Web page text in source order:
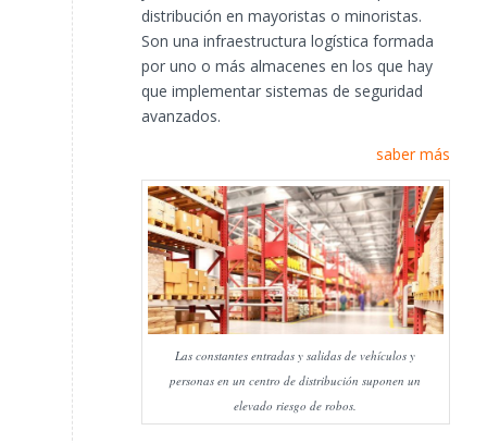
distribución en mayoristas o minoristas.
Son una infraestructura logística formada
por uno o más almacenes en los que hay
que implementar sistemas de seguridad
avanzados.
saber más
Las constantes entradas y salidas de vehículos y
personas en un centro de distribución suponen un
elevado riesgo de robos.